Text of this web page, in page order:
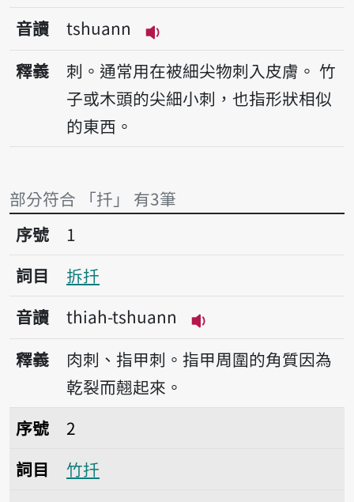
音讀
tshuann
播放音讀tshuann
釋義 刺。通常用在被細尖物刺入皮膚。 竹
子或木頭的尖細小刺，也指形狀相似
的東西。
部分符合 「扦」 有3筆
序號1拆扦
序號
1
詞目
拆扦
音讀
thiah-tshuann
播放音讀thiah-
釋義
肉刺、指甲刺。指甲周圍的角質因為
乾裂而翹起來。
序號2竹扦
序號
2
詞目
竹扦